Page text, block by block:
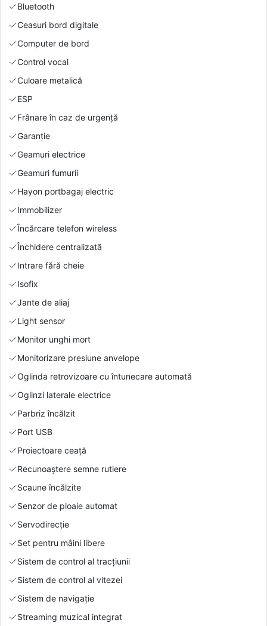
Bluetooth
Ceasuri bord digitale
Computer de bord
Control vocal
Culoare metalică
ESP
Frânare în caz de urgență
Garanție
Geamuri electrice
Geamuri fumurii
Hayon portbagaj electric
Immobilizer
Încărcare telefon wireless
Închidere centralizată
Intrare fără cheie
Isofix
Jante de aliaj
Light sensor
Monitor unghi mort
Monitorizare presiune anvelope
Oglinda retrovizoare cu întunecare automată
Oglinzi laterale electrice
Parbriz încălzit
Port USB
Proiectoare ceață
Recunoaștere semne rutiere
Scaune încălzite
Senzor de ploaie automat
Servodirecție
Set pentru mâini libere
Sistem de control al tracțiunii
Sistem de control al vitezei
Sistem de navigație
Streaming muzical integrat